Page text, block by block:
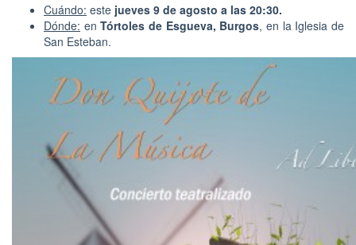
Cuándo: este jueves 9 de agosto a las 20:30.
Dónde: enTórtoles de Esgueva, Burgos, en la Iglesia de
San Esteban.